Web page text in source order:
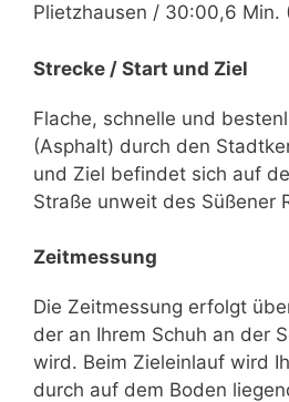
Plietzhausen / 30:00,6 Min.
Strecke / Start und Ziel
Flache, schnelle und
(Asphalt) durch den
und Ziel befindet sich auf
Straße unweit des Süßener
Zeitmessung
Die Zeitmessung erfolgt
der an Ihrem Schuh an der
wird. Beim Zieleinlauf wird
durch auf dem Boden